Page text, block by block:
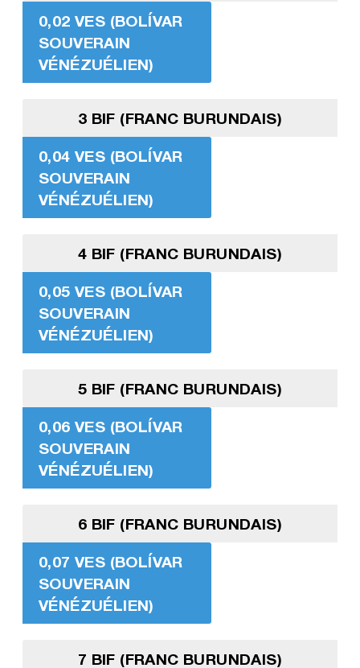
0,02 VES (BOLÍVAR
SOUVERAIN
VÉNÉZUÉLIEN)
3 BIF (FRANC BURUNDAIS)
0,04 VES (BOLÍVAR
SOUVERAIN
VÉNÉZUÉLIEN)
4 BIF (FRANC BURUNDAIS)
0,05 VES (BOLÍVAR
SOUVERAIN
VÉNÉZUÉLIEN)
5 BIF (FRANC BURUNDAIS)
0,06 VES (BOLÍVAR
SOUVERAIN
VÉNÉZUÉLIEN)
6 BIF (FRANC BURUNDAIS)
0,07 VES (BOLÍVAR
SOUVERAIN
VÉNÉZUÉLIEN)
7 BIF (FRANC BURUNDAIS)